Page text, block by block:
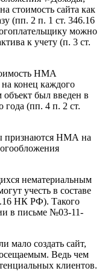
стоимость сайта как
(пп. 2 п. 1 ст. 346.16
можно
к учету (п. 3 ст.
НМА
конец каждого
объект был введен в
года (пп. 4 п. 2 ст.
признаются НМА на
нематериальным
учесть в составе
НК РФ). Такого
в письме №03-11-
мало создать сайт,
Ведь чем
клиентов.